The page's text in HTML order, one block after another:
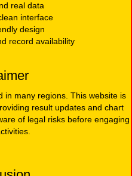
real data
interface
design
record availability
in many regions. This website is
result updates and chart
of legal risks before engaging